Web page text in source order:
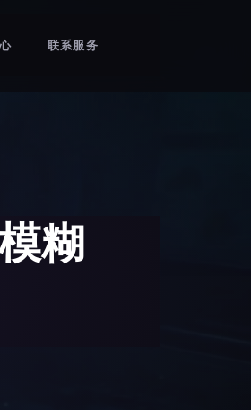
联系服务
糊